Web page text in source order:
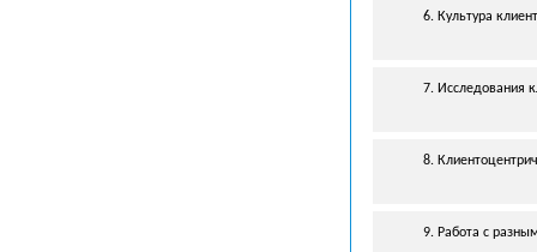
6. Культура
7. Исследования
8.
9. Работа с